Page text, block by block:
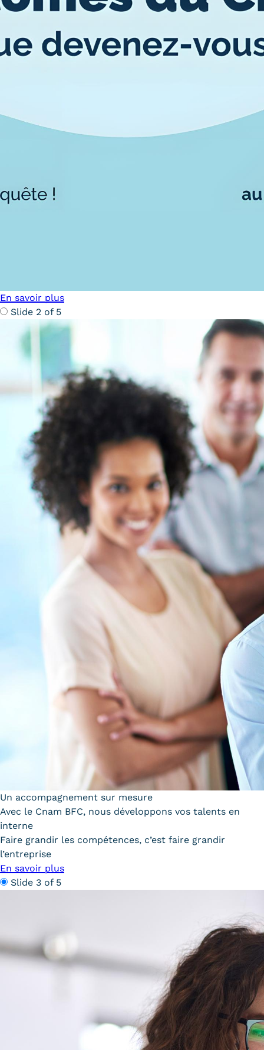
Où sommes-nous ?
Carte lieux et centres Cnam en
BFC
Actualités
Trouver votre formation
OFFRE NATIONALE
Catalogue national
Équivalences, passerelles et
Modalités d'enseignement
Formation en présentiel
Alternance
Enseignement à distance
Validation des Acquis de
l'Expérience (VAE)
Validation des études
supérieures (VES)
Validation des acquis
professionnels et personnels
(VAPP)
Infos pratiques
Discrimination/égalité/mixité
Handi'Cnam
Témoignages
Lexique
Le Cnam ICSV
Mobilité internationale et
Règlement intérieur
En savoir plus
Slide 2 of 5
Un accompagnement sur mesure
Avec le Cnam BFC, nous développons vos talents en
interne
Faire grandir les compétences, c’est faire grandir
l’entreprise
En savoir plus
Slide 3 of 5